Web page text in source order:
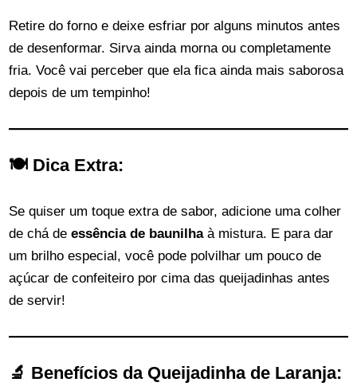
Retire do forno e deixe esfriar por alguns minutos antes
de desenformar. Sirva ainda morna ou completamente
fria. Você vai perceber que ela fica ainda mais saborosa
depois de um tempinho!
🍽 Dica Extra:
Se quiser um toque extra de sabor, adicione uma colher
de chá deessência de baunilhaà mistura. E para dar
um brilho especial, você pode polvilhar um pouco de
açúcar de confeiteiro por cima das queijadinhas antes
de servir!
🔬 Benefícios da Queijadinha de Laranja: